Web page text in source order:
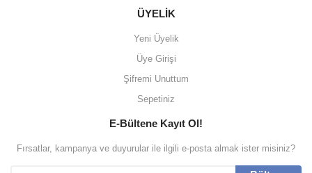
ÜYELİK
Yeni Üyelik
Üye Girişi
Şifremi Unuttum
Sepetiniz
E-Bültene Kayıt Ol!
Fırsatlar, kampanya ve duyurular ile ilgili e-posta almak ister misiniz?